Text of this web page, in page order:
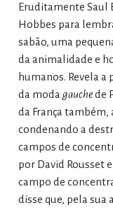
Eruditamente Saul
Hobbes para
sabão, uma
da animalidade e
humanos. Revela
da moda gauchede
da França
condenando a
campos de
por David Rousset
campo de
disse que, pela